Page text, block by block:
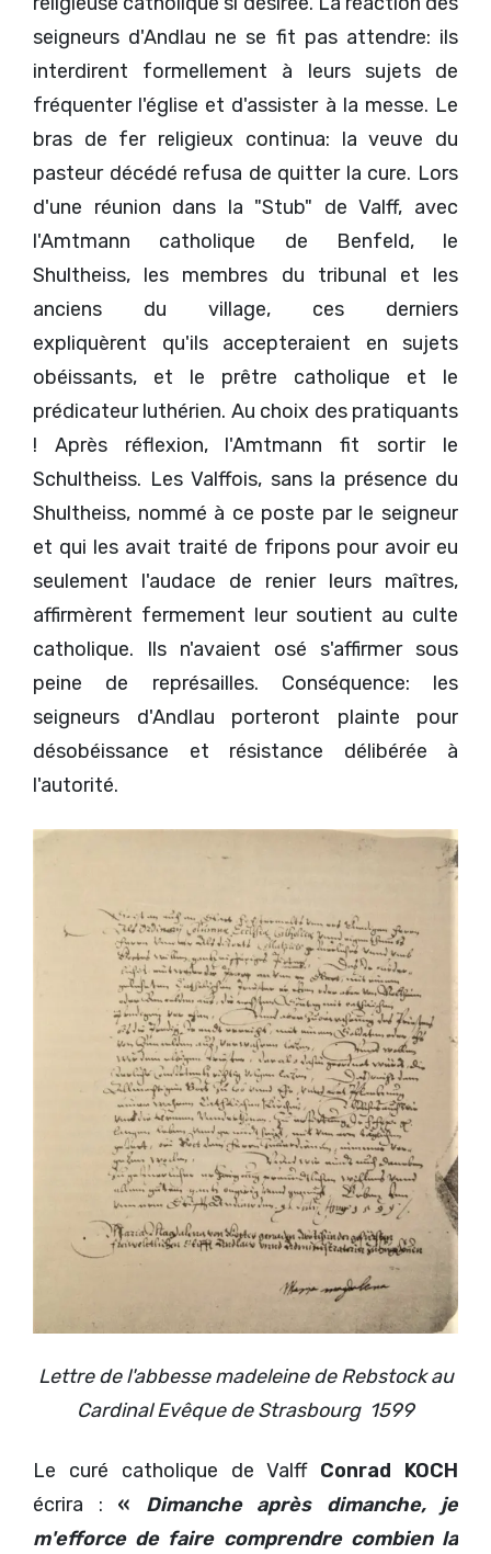
seigneurs d'Andlau ne se fit pas attendre: ils
interdirent formellement à leurs sujets de
fréquenter l'église et d'assister à la messe. Le
bras de fer religieux continua: la veuve du
pasteur décédé refusa de quitter la cure. Lors
d'une réunion dans la "Stub" de Valff, avec
l'Amtmann catholique de Benfeld, le
Shultheiss, les membres du tribunal et les
anciens du village, ces derniers
expliquèrent qu'ils accepteraient en sujets
obéissants, et le prêtre catholique et le
prédicateur luthérien. Au choix des pratiquants
! Après réflexion, l'Amtmann fit sortir le
Schultheiss. Les Valffois, sans la présence du
Shultheiss, nommé à ce poste par le seigneur
et qui les avait traité de fripons pour avoir eu
seulement l'audace de renier leurs maîtres,
affirmèrent fermement leur soutient au culte
catholique. Ils n'avaient osé s'affirmer sous
peine de représailles. Conséquence: les
seigneurs d'Andlau porteront plainte pour
désobéissance et résistance délibérée à
l'autorité.
Lettre de l'abbesse madeleine de Rebstock au
Cardinal Evêque de Strasbourg 1599
Le curé catholique de Valff Conrad KOCH
écrira : « Dimanche après dimanche, je
m'efforce de faire comprendre combien la